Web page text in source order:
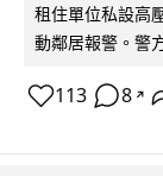
租住單位私設高
動鄰居報警。警
113 8 ↗